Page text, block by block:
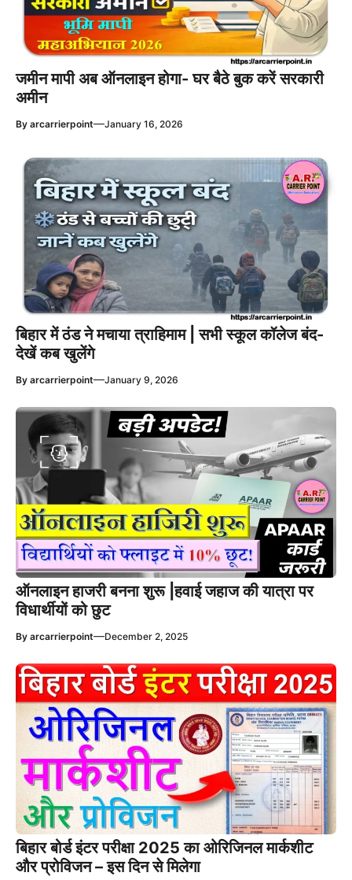
जमीन मापी अब ऑनलाइन होगा- घर बैठे बुक करें सरकारी
अमीन
By arcarrierpoint—January 16, 2026
बिहार में ठंड ने मचाया त्राहिमाम | सभी स्कूल कॉलेज बंद-
देखें कब खुलेंगे
By arcarrierpoint—January 9, 2026
ऑनलाइन हाजरी बनना शुरू |हवाई जहाज की यात्रा पर
विधार्थीयों को छुट
By arcarrierpoint—December 2, 2025
बिहार बोर्ड इंटर परीक्षा 2025 का ओरिजिनल मार्कशीट
और प्रोविजन – इस दिन से मिलेगा